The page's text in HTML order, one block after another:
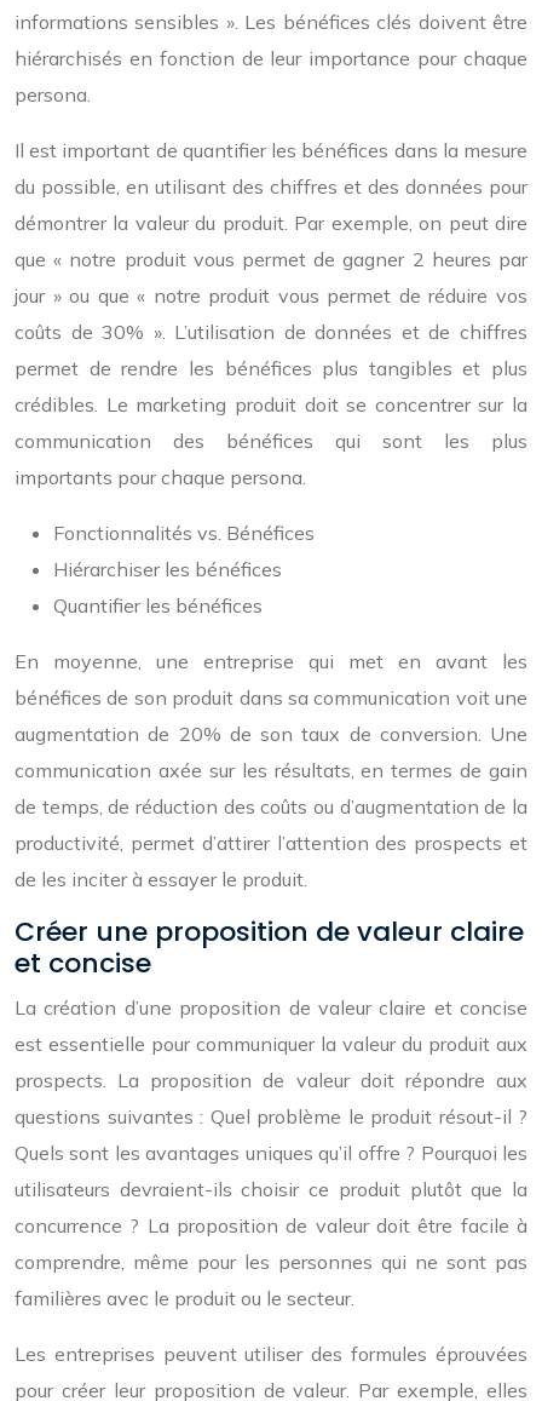
informations sensibles ». Les bénéfices clés doivent être
hiérarchisés en fonction de leur importance pour chaque
persona.
Il est important de quantifier les bénéfices dans la mesure
du possible, en utilisant des chiffres et des données pour
démontrer la valeur du produit. Par exemple, on peut dire
que « notre produit vous permet de gagner 2 heures par
jour » ou que « notre produit vous permet de réduire vos
coûts de 30% ». L’utilisation de données et de chiffres
permet de rendre les bénéfices plus tangibles et plus
crédibles. Le marketing produit doit se concentrer sur la
communication des bénéfices qui sont les plus
importants pour chaque persona.
Fonctionnalités vs. Bénéfices
Hiérarchiser les bénéfices
Quantifier les bénéfices
En moyenne, une entreprise qui met en avant les
bénéfices de son produit dans sa communication voit une
augmentation de 20% de son taux de conversion. Une
communication axée sur les résultats, en termes de gain
de temps, de réduction des coûts ou d’augmentation de la
productivité, permet d’attirer l’attention des prospects et
de les inciter à essayer le produit.
Créer une proposition de valeur claire
et concise
La création d’une proposition de valeur claire et concise
est essentielle pour communiquer la valeur du produit aux
prospects. La proposition de valeur doit répondre aux
questions suivantes : Quel problème le produit résout-il ?
Quels sont les avantages uniques qu’il offre ? Pourquoi les
utilisateurs devraient-ils choisir ce produit plutôt que la
concurrence ? La proposition de valeur doit être facile à
comprendre, même pour les personnes qui ne sont pas
familières avec le produit ou le secteur.
Les entreprises peuvent utiliser des formules éprouvées
pour créer leur proposition de valeur. Par exemple, elles